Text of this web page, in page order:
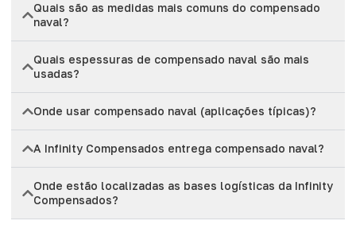
Quais são as medidas mais comuns do compensado
naval?
Quais espessuras de compensado naval são mais
usadas?
Onde usar compensado naval (aplicações típicas)?
A Infinity Compensados entrega compensado naval?
Onde estão localizadas as bases logísticas da Infinity
Compensados?